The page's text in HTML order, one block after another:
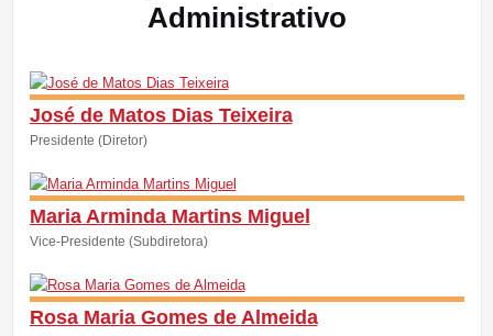
Administrativo
José de Matos Dias Teixeira
Presidente (Diretor)
Maria Arminda Martins Miguel
Vice-Presidente (Subdiretora)
Rosa Maria Gomes de Almeida